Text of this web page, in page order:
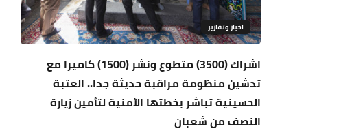
اخبار وتقارير
اشراك (3500) متطوع ونشر (1500) كاميرا مع
تدشين منظومة مراقبة حديثة جدا.. العتبة
الحسينية تباشر بخطتها الأمنية لتأمين زيارة
النصف من شعبان